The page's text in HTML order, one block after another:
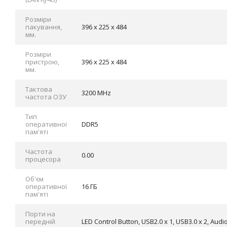
Розміри
пакування,
мм.
396 x 225 x 484
Розміри
пристрою,
мм.
396 x 225 x 484
Тактова
частота ОЗУ
3200 MHz
Тип
оперативної
пам'яті
DDR5
Частота
процесора
0.00
Об'єм
оперативної
пам'яті
16 ГБ
Порти на
передній
LED Control Button, USB2.0 x 1, USB3.0 x 2,